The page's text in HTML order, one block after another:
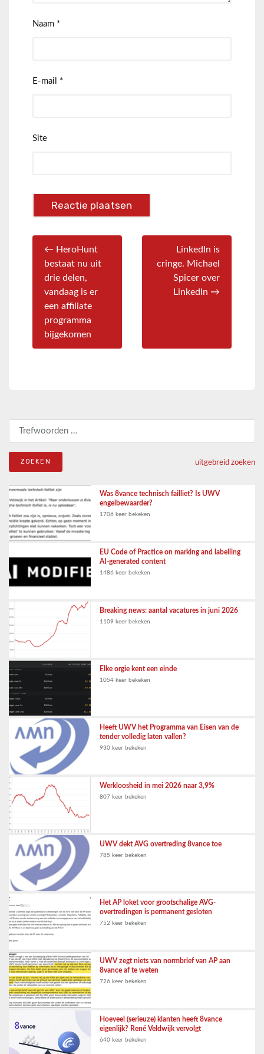
Naam *
E-mail *
Site
← HeroHunt
bestaat nu uit
drie delen,
vandaag is er
een affiliate
programma
bijgekomen
LinkedIn is
cringe. Michael
Spicer over
LinkedIn →
uitgebreid zoeken
Was 8vance technisch failliet? Is UWV
engelbewaarder?
1706 keer bekeken
EU Code of Practice on marking and labelling
AI-generated content
1486 keer bekeken
Breaking news: aantal vacatures in juni 2026
1109 keer bekeken
Elke orgie kent een einde
1054 keer bekeken
Heeft UWV het Programma van Eisen van de
tender volledig laten vallen?
930 keer bekeken
Werkloosheid in mei 2026 naar 3,9%
807 keer bekeken
UWV dekt AVG overtreding 8vance toe
785 keer bekeken
Het AP loket voor grootschalige AVG-
overtredingen is permanent gesloten
752 keer bekeken
UWV zegt niets van normbrief van AP aan
8vance af te weten
726 keer bekeken
Hoeveel (serieuze) klanten heeft 8vance
eigenlijk? René Veldwijk vervolgt
640 keer bekeken